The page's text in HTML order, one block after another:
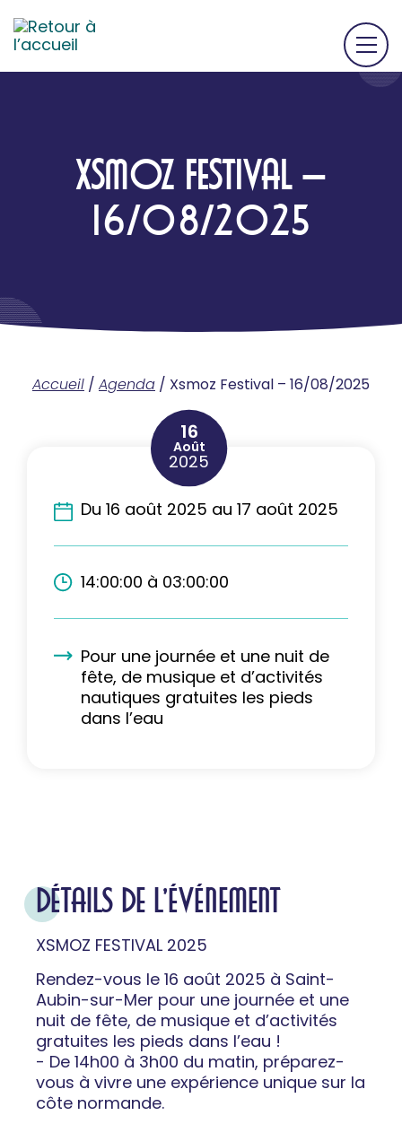
XSMOZ FESTIVAL –
16/08/2025
Accueil / Agenda / Xsmoz Festival – 16/08/2025
16
Août
2025
Du 16 août 2025 au 17 août 2025
14:00:00 à 03:00:00
Pour une journée et une nuit de
fête, de musique et d’activités
nautiques gratuites les pieds
dans l’eau
DÉTAILS DE L'ÉVÉNEMENT
XSMOZ FESTIVAL 2025
Rendez-vous le 16 août 2025 à Saint-
Aubin-sur-Mer pour une journée et une
nuit de fête, de musique et d’activités
gratuites les pieds dans l’eau !
- De 14h00 à 3h00 du matin, préparez-
vous à vivre une expérience unique sur la
côte normande.